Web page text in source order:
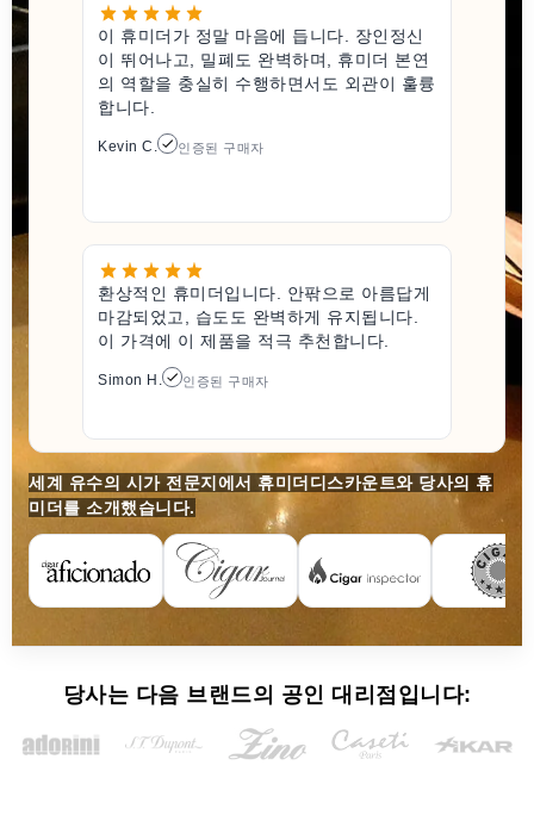
이 휴미더가 정말 마음에 듭니다. 장인정신
이 뛰어나고, 밀폐도 완벽하며, 휴미더 본연
의 역할을 충실히 수행하면서도 외관이 훌륭
합니다.
Kevin C. 인증된 구매자
환상적인 휴미더입니다. 안팎으로 아름답게
마감되었고, 습도도 완벽하게 유지됩니다.
이 가격에 이 제품을 적극 추천합니다.
Simon H. 인증된 구매자
세계 유수의 시가 전문지에서 휴미더디스카운트와 당사의 휴
미더를 소개했습니다.
당사는 다음 브랜드의 공인 대리점입니다: